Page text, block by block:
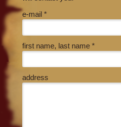
e-mail *
first name, last name *
address